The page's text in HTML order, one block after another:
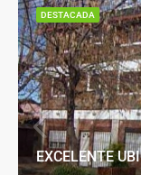
DESTACADA